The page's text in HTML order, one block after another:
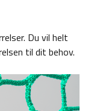
Du vil helt
til dit behov.